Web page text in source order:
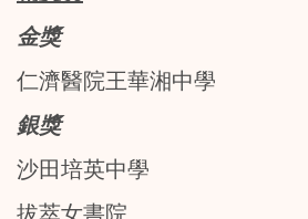
金獎
仁濟醫院王華湘中學
銀獎
沙田培英中學